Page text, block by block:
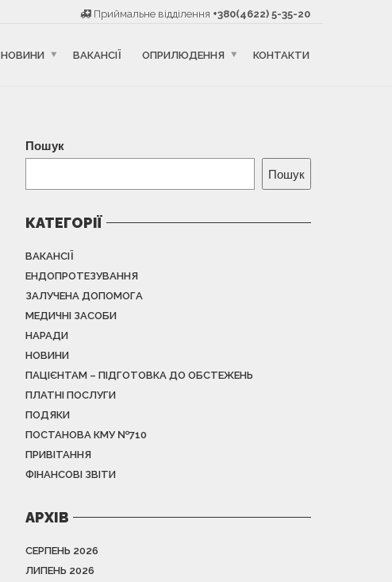
Приймальне відділення +380(4622) 5-35-20
НОВИНИ ВАКАНСІЇ ОПРИЛЮДЕННЯ КОНТАКТИ
Пошук
Пошук
КАТЕГОРІЇ
ВАКАНСІЇ
ЕНДОПРОТЕЗУВАННЯ
ЗАЛУЧЕНА ДОПОМОГА
МЕДИЧНІ ЗАСОБИ
НАРАДИ
НОВИНИ
ПАЦІЄНТАМ – ПІДГОТОВКА ДО ОБСТЕЖЕНЬ
ПЛАТНІ ПОСЛУГИ
ПОДЯКИ
ПОСТАНОВА КМУ №710
ПРИВІТАННЯ
ФІНАНСОВІ ЗВІТИ
АРХІВ
СЕРПЕНЬ 2026
ЛИПЕНЬ 2026